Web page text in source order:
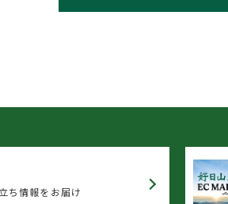
ち情報をお届け